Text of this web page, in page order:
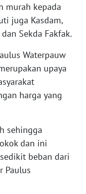
murah kepada
juga Kasdam,
Sekda Fakfak.
Waterpauw
upaya
harga yang
sehingga
dan ini
beban dari
Paulus